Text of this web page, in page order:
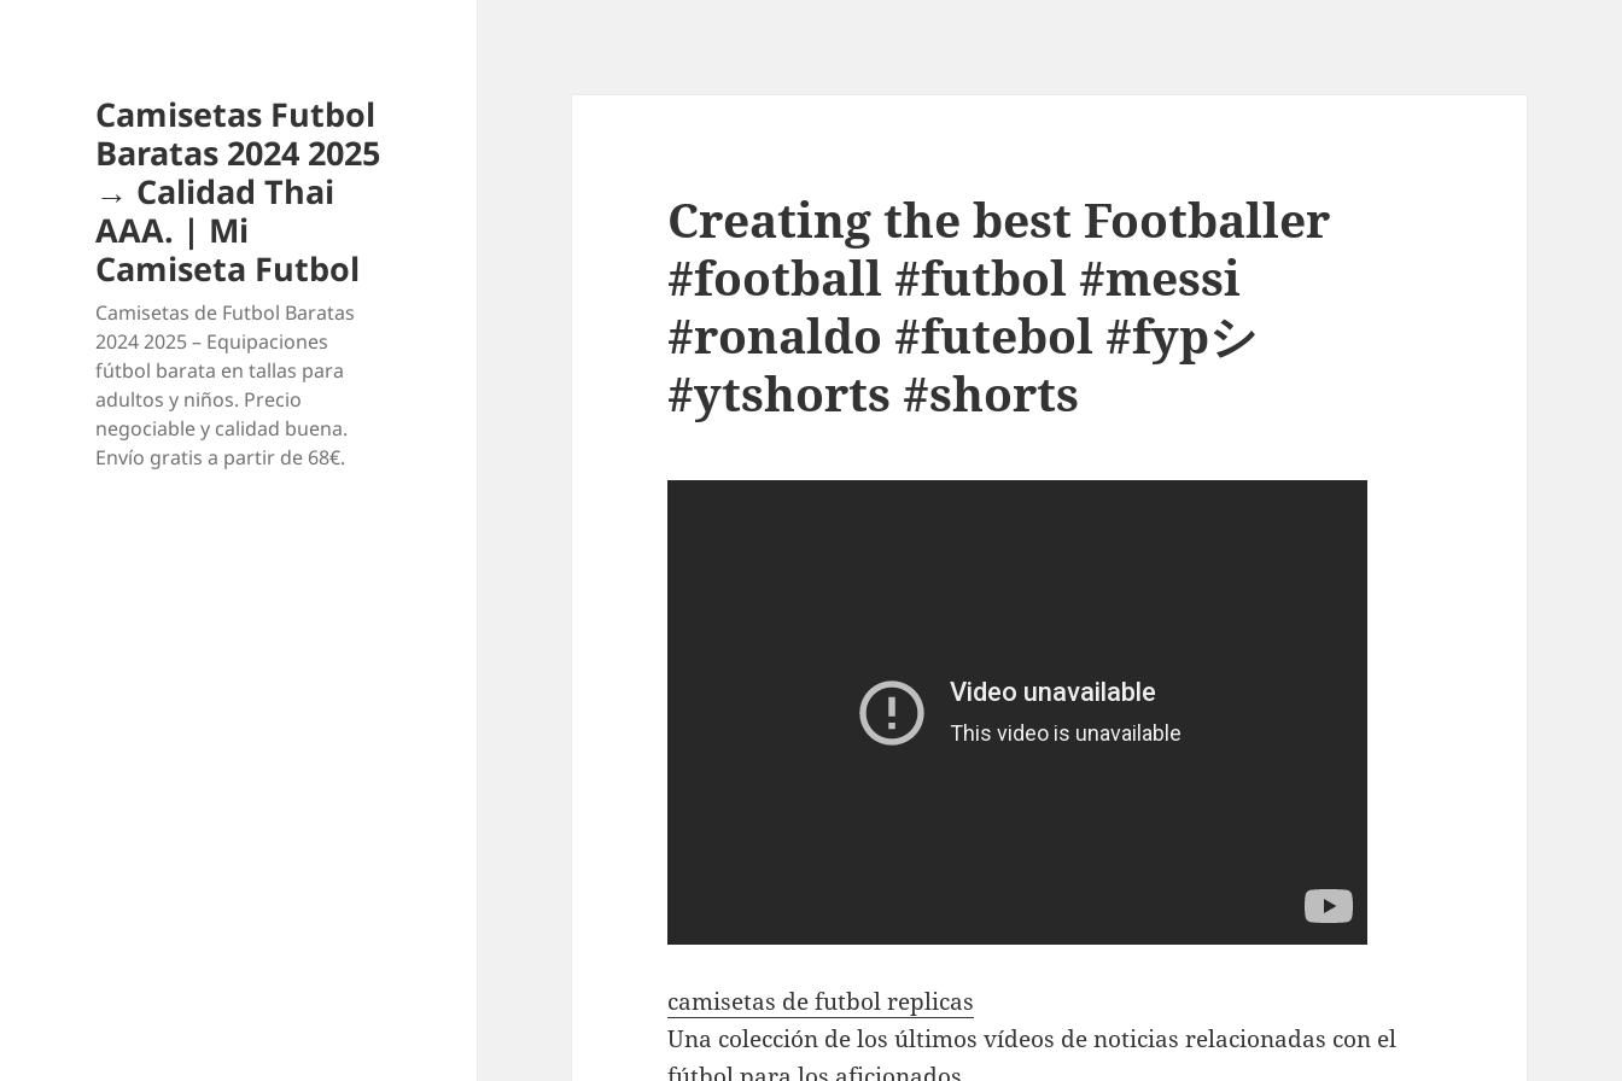
Camisetas Futbol
Baratas 2024 2025
→ Calidad Thai
AAA. | Mi
Camiseta Futbol
Camisetas de Futbol Baratas
2024 2025 – Equipaciones
fútbol barata en tallas para
adultos y niños. Precio
negociable y calidad buena.
Envío gratis a partir de 68€.
Creating the best Footballer
#football #futbol #messi
#ronaldo #futebol #fypシ
#ytshorts #shorts
camisetas de futbol replicas
Una colección de los últimos vídeos de noticias relacionadas con el